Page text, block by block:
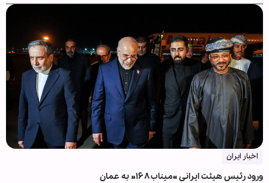
اخبار ایران
ورود رئیس هیئت ایرانی «میناب ۱۶۸» به عمان